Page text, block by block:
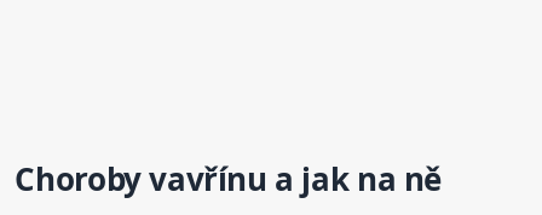
Choroby vavřínu a jak na ně